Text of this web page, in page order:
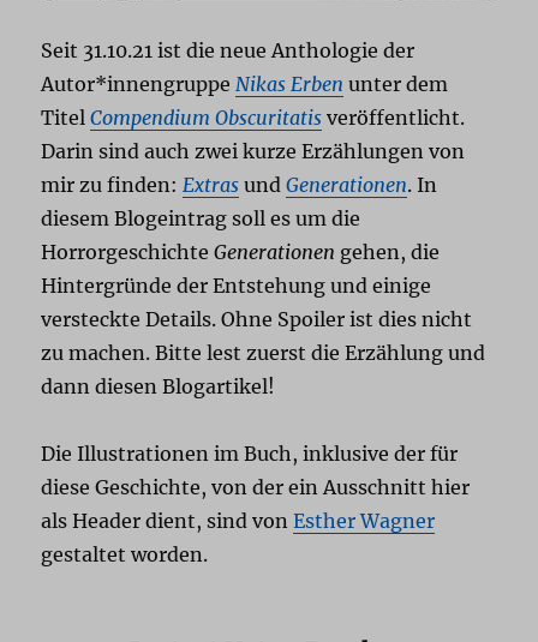
Seit 31.10.21 ist die neue Anthologie der
Autor*innengruppe Nikas Erben unter dem
TitelCompendium Obscuritatis veröffentlicht.
Darin sind auch zwei kurze Erzählungen von
mir zu finden: Extras undGenerationen. In
diesem Blogeintrag soll es um die
HorrorgeschichteGenerationen gehen, die
Hintergründe der Entstehung und einige
versteckte Details. Ohne Spoiler ist dies nicht
zu machen. Bitte lest zuerst die Erzählung und
dann diesen Blogartikel!
Die Illustrationen im Buch, inklusive der für
diese Geschichte, von der ein Ausschnitt hier
als Header dient, sind vonEsther Wagner
gestaltet worden.